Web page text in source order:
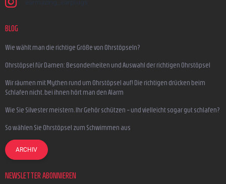
earmazing_earplugs
BLOG
Wie wählt man die richtige Größe von Ohrstöpseln?
Ohrstöpsel für Damen: Besonderheiten und Auswahl der richtigen Ohrstöpsel
Wir räumen mit Mythen rund um Ohrstöpsel auf! Die richtigen drücken beim
Schlafen nicht, bei ihnen hört man den Alarm
Wie Sie Silvester meistern, Ihr Gehör schützen – und vielleicht sogar gut schlafen?
So wählen Sie Ohrstöpsel zum Schwimmen aus
ARCHIV
NEWSLETTER ABONNIEREN